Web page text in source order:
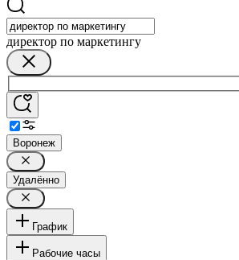
директор по маркетингу
Воронеж
Удалённо
График
Рабочие часы